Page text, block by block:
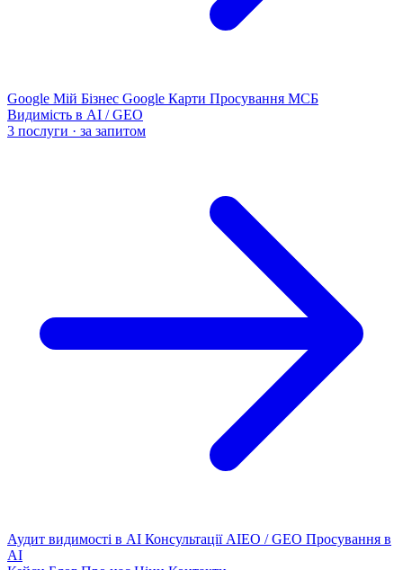
Google Мій Бізнес Google Карти Просування МСБ
Видимість в AI / GEO
3 послуги · за запитом
Аудит видимості в AI Консультації AIEO / GEO Просування в
AI